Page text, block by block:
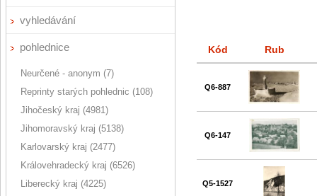
vyhledávání
pohlednice
Neurčené - anonym (7)
Reprinty starých pohlednic (108)
Jihočeský kraj (4981)
Jihomoravský kraj (5138)
Karlovarský kraj (2477)
Královehradecký kraj (6526)
Liberecký kraj (4225)
Kód Rub
Q6-887
Q6-147
Q5-1527